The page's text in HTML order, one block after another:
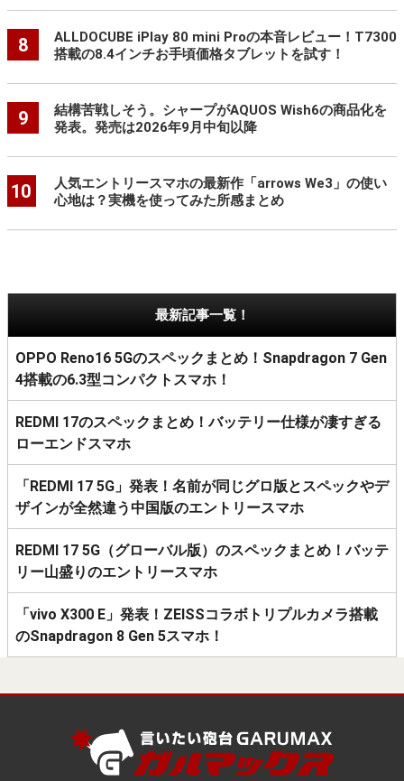
8
ALLDOCUBE iPlay 80 mini Proの本音レビュー！T7300
搭載の8.4インチお手頃価格タブレットを試す！
9
結構苦戦しそう。シャープがAQUOS Wish6の商品化を
発表。発売は2026年9月中旬以降
10
人気エントリースマホの最新作「arrows We3」の使い
心地は？実機を使ってみた所感まとめ
最新記事一覧！
OPPO Reno16 5Gのスペックまとめ！Snapdragon 7 Gen
4搭載の6.3型コンパクトスマホ！
REDMI 17のスペックまとめ！バッテリー仕様が凄すぎる
ローエンドスマホ
「REDMI 17 5G」発表！名前が同じグロ版とスペックやデ
ザインが全然違う中国版のエントリースマホ
REDMI 17 5G（グローバル版）のスペックまとめ！バッテ
リー山盛りのエントリースマホ
「vivo X300 E」発表！ZEISSコラボトリプルカメラ搭載
のSnapdragon 8 Gen 5スマホ！